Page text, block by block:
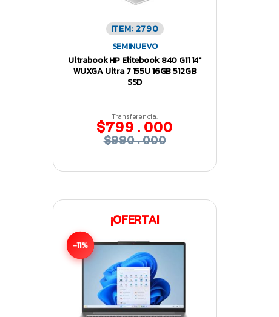
ITEM: 2790
SEMINUEVO
Ultrabook HP Elitebook 840 G11 14″
WUXGA Ultra 7 155U 16GB 512GB
SSD
Transferencia:
$799.000
$990.000
¡OFERTA!
-11%